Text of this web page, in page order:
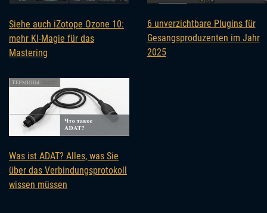
Siehe auch iZotope Ozone 10:
mehr KI-Magie für das
Mastering
6 unverzichtbare Plugins für
Gesangsproduzenten im Jahr
2025
Was ist ADAT? Alles, was Sie
über das Verbindungsprotokoll
wissen müssen